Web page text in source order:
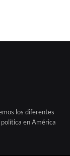
los diferentes
en América